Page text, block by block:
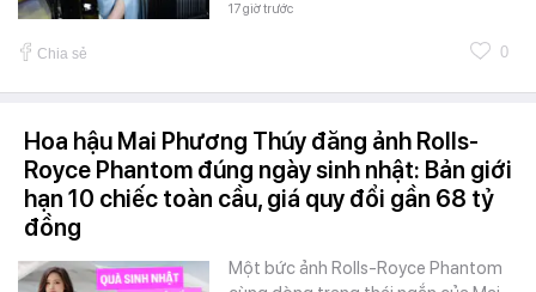
17 giờ trước
Chia sẻ 0
Hoa hậu Mai Phương Thúy đăng ảnh Rolls-
Royce Phantom đúng ngày sinh nhật: Bản giới
hạn 10 chiếc toàn cầu, giá quy đổi gần 68 tỷ
đồng
Một bức ảnh Rolls-Royce Phantom